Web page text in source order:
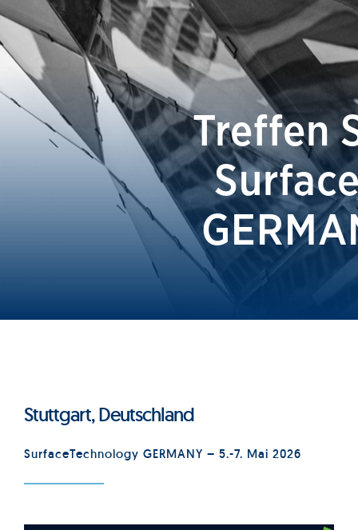
Produkte
Services
Auftragslabor
Nachrichten & Blog-Artikel
Treffen
Stuttgart, Deutschland
SurfaceTechnology GERMANY – 5.-7. Mai 2026